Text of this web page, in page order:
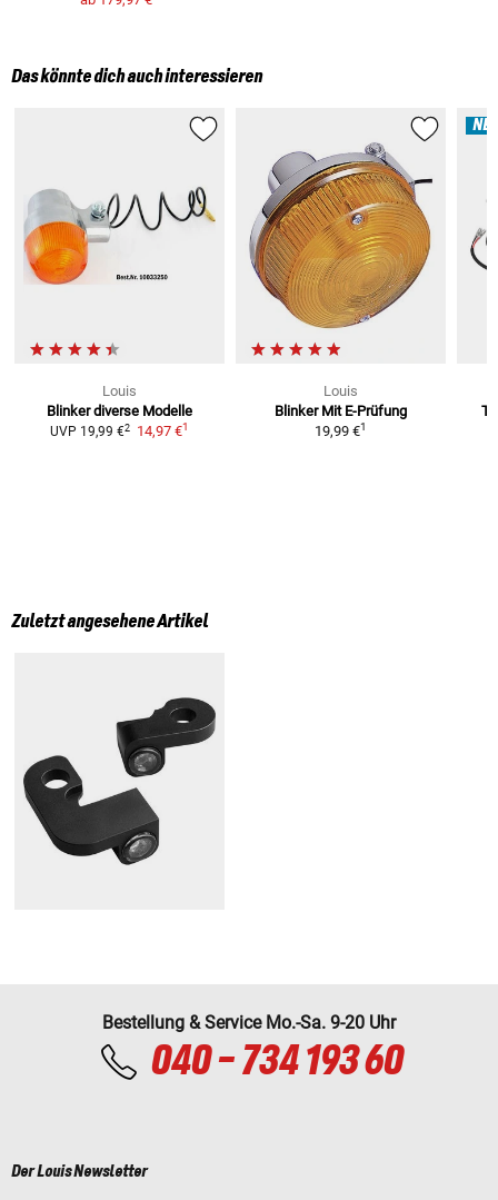
Das könnte dich auch interessieren
Louis
Blinker diverse Modelle
UVP 19,99 €2 14,97 €1
Louis
Blinker Mit E-Prüfung
19,99 €1
Zuletzt angesehene Artikel
Bestellung & Service Mo.-Sa. 9-20 Uhr
040 - 734 193 60
Der Louis Newsletter